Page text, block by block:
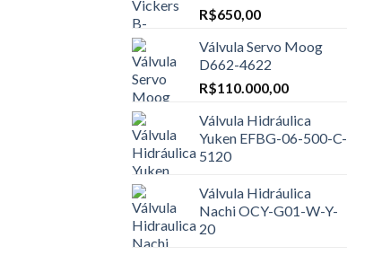
R$650,00
Válvula Servo Moog
D662-4622
R$110.000,00
Válvula Hidráulica
Yuken EFBG-06-500-C-
5120
Válvula Hidráulica
Nachi OCY-G01-W-Y-
20